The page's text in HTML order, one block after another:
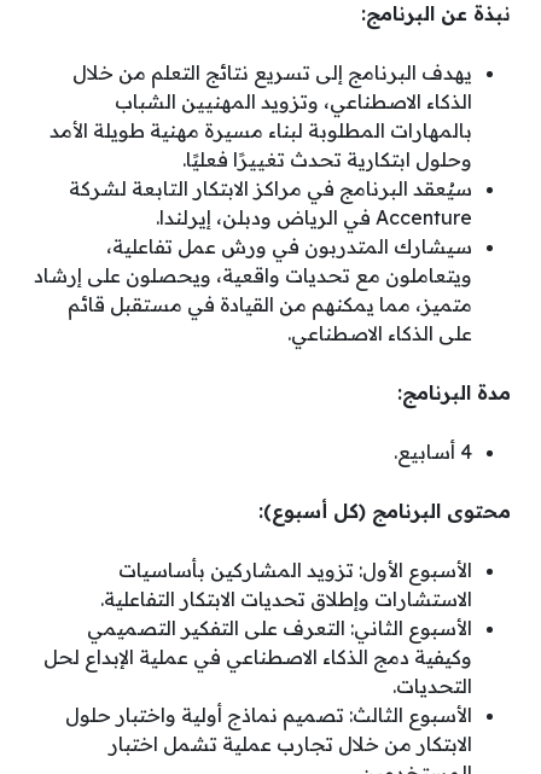
نبذة عن البرنامج:
يهدف البرنامج إلى تسريع نتائج التعلم من خلال
الذكاء الاصطناعي، وتزويد المهنيين الشباب
بالمهارات المطلوبة لبناء مسيرة مهنية طويلة الأمد
وحلول ابتكارية تحدث تغييرًا فعليًا.
سيُعقد البرنامج في مراكز الابتكار التابعة لشركة
Accenture في الرياض ودبلن، إيرلندا.
سيشارك المتدربون في ورش عمل تفاعلية،
ويتعاملون مع تحديات واقعية، ويحصلون على إرشاد
متميز، مما يمكنهم من القيادة في مستقبل قائم
على الذكاء الاصطناعي.
مدة البرنامج:
4 أسابيع.
محتوى البرنامج (كل أسبوع):
الأسبوع الأول: تزويد المشاركين بأساسيات
الاستشارات وإطلاق تحديات الابتكار التفاعلية.
الأسبوع الثاني: التعرف على التفكير التصميمي
وكيفية دمج الذكاء الاصطناعي في عملية الإبداع لحل
التحديات.
الأسبوع الثالث: تصميم نماذج أولية واختبار حلول
الابتكار من خلال تجارب عملية تشمل اختبار